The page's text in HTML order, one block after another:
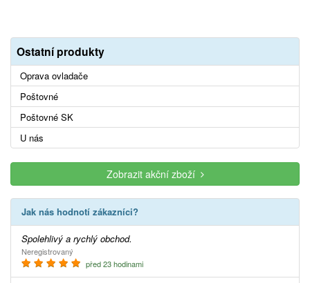
Ostatní produkty
Oprava ovladače
Poštovné
Poštovné SK
U nás
Zobrazit akční zboží
Jak nás hodnotí zákazníci?
Spolehlivý a rychlý obchod.
Neregistrovaný
před 23 hodinami